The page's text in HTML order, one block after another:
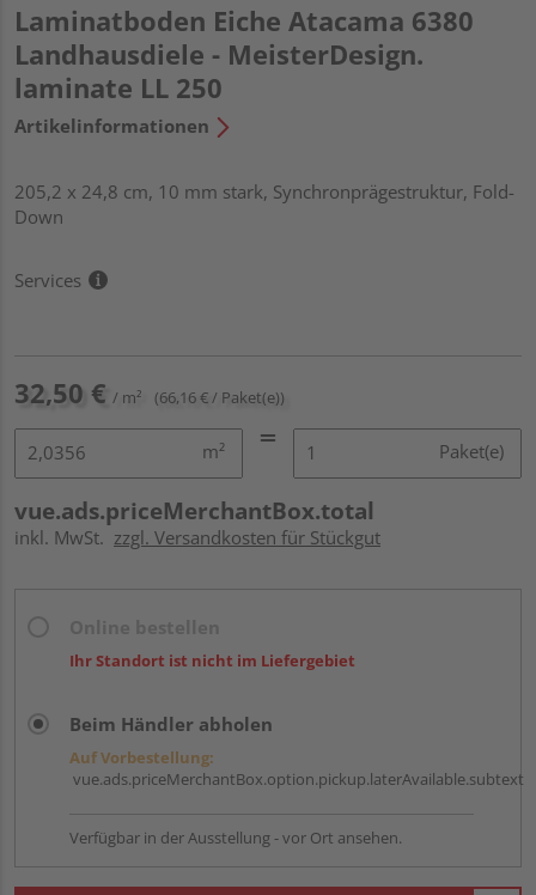
Laminatboden Eiche Atacama 6380
Landhausdiele - MeisterDesign.
laminate LL 250
Artikelinformationen
205,2 x 24,8 cm, 10 mm stark, Synchronprägestruktur, Fold-
Down
Services
32,50 € / m² (66,16 € / Paket(e))
m² Paket(e)
vue.ads.priceMerchantBox.total
inkl. MwSt. zzgl. Versandkosten für Stückgut
Ihr Standort ist nicht im Liefergebiet
Beim Händler abholen
Auf Vorbestellung:
vue.ads.priceMerchantBox.option.pickup.laterAvailable.subtext
Verfügbar in der Ausstellung - vor Ort ansehen.